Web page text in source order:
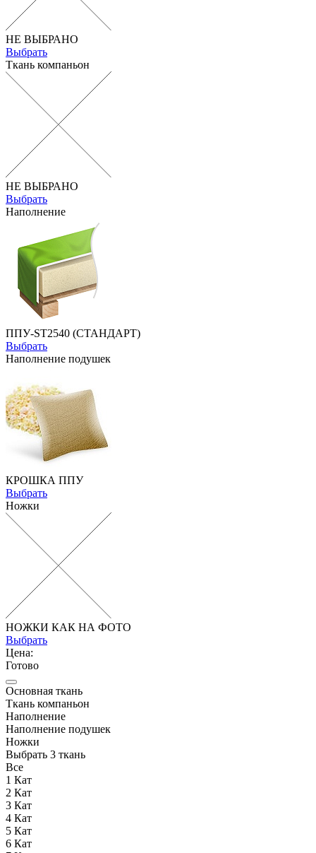
НЕ ВЫБРАНО
Выбрать
Ткань компаньон
НЕ ВЫБРАНО
Выбрать
Наполнение
ППУ-ST2540 (СТАНДАРТ)
Выбрать
Наполнение подушек
КРОШКА ППУ
Выбрать
Ножки
НОЖКИ КАК НА ФОТО
Выбрать
Цена:
Готово
Основная ткань
Ткань компаньон
Наполнение
Наполнение подушек
Ножки
Выбрать 3 ткань
Все
1 Кат
2 Кат
3 Кат
4 Кат
5 Кат
6 Кат